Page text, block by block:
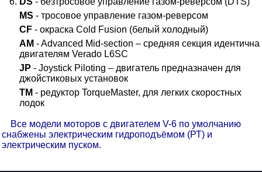
MS - тросовое управление газом-реверсом
CF - окраска Cold Fusion (белый холодный)
AM - Advanced Mid-section – средняя секция идентична
двигателям Verado L6SC
JP - Joystick Piloting – двигатель предназначен для
джойстиковых установок
TM - редуктор TorqueMaster, для легких скоростных
лодок
Все модели моторов с двигателем V-6 по умолчанию
снабжены электрическим гидроподъёмом (РТ) и
электрическим пуском.